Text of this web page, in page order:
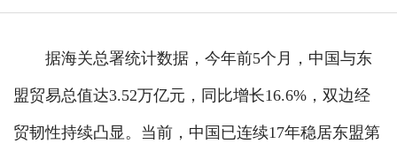
据海关总署统计数据，今年前5个月，中国与东
盟贸易总值达3.52万亿元，同比增长16.6%，双边经
贸韧性持续凸显。当前，中国已连续17年稳居东盟第